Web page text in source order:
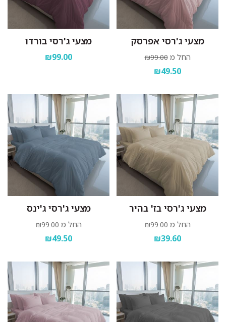
מצעי ג'רסי אפרסק
החל מ ₪99.00
₪49.50
מצעי ג'רסי בורדו
₪99.00
מצעי ג'רסי בז' בהיר
החל מ ₪99.00
₪39.60
מצעי ג'רסי ג'ינס
החל מ ₪99.00
₪49.50